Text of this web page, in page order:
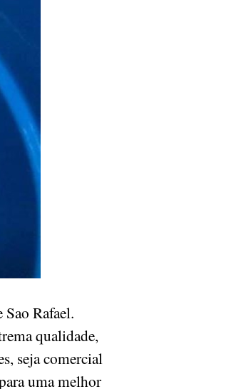
Rafael.
qualidade,
seja comercial
uma melhor